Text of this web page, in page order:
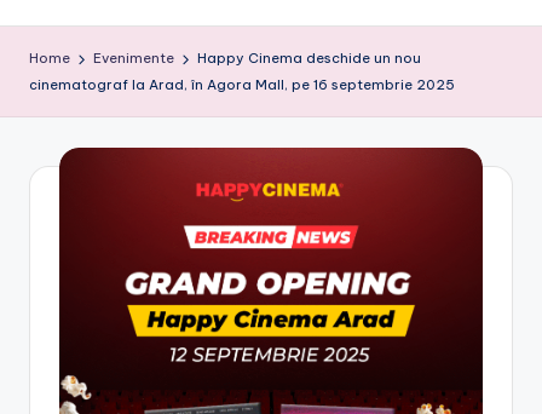
r
e
s
urbane
Home Evenimente
Happy Cinema deschide un nou
cinematograf la Arad, în Agora Mall, pe 16 septembrie 2025